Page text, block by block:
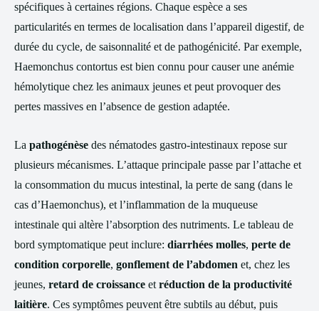
spécifiques à certaines régions. Chaque espèce a ses
particularités en termes de localisation dans l’appareil digestif, de
durée du cycle, de saisonnalité et de pathogénicité. Par exemple,
Haemonchus contortus est bien connu pour causer une anémie
hémolytique chez les animaux jeunes et peut provoquer des
pertes massives en l’absence de gestion adaptée.
La pathogénèse des nématodes gastro-intestinaux repose sur
plusieurs mécanismes. L’attaque principale passe par l’attache et
la consommation du mucus intestinal, la perte de sang (dans le
cas d’Haemonchus), et l’inflammation de la muqueuse
intestinale qui altère l’absorption des nutriments. Le tableau de
bord symptomatique peut inclure: diarrhées molles, perte de
condition corporelle, gonflement de l’abdomen et, chez les
jeunes, retard de croissance et réduction de la productivité
laitière. Ces symptômes peuvent être subtils au début, puis